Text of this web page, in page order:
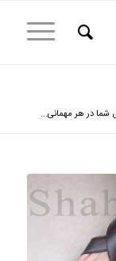
شما در هر مهمانی...